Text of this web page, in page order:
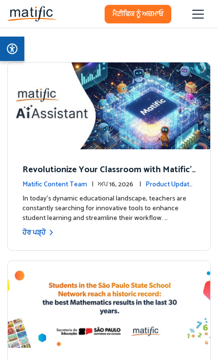
ਮੈਟੀਫਿਕ ਨੂੰ ਅਜ਼ਮਾਓ
Revolutionize Your Classroom with Matific's
AI-Powered Teacher Assistant
Matific Content Team | ਅਪ 16, 2026 | Product Update
sIn today's dynamic educational landscape, teachers are
constantly searching for innovative tools to enhance
student learning and streamline their workflow. …
ਹੋਰ ਪੜ੍ਹੋ